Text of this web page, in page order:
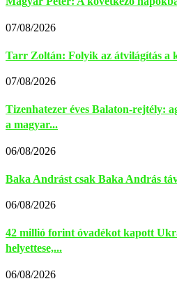
07/08/2026
Tarr Zoltán: Folyik az átvilágítás a
07/08/2026
Tizenhatezer éves Balaton-rejtély:
a magyar...
06/08/2026
Baka Andrást csak Baka András
06/08/2026
42 millió forint óvadékot kapott
helyettese,...
06/08/2026